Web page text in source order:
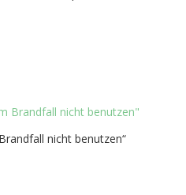
nicht benutzen“